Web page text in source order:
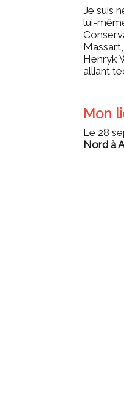
Je suis
lui-
Henryk
alliant
Mon
Le 28
Nord à